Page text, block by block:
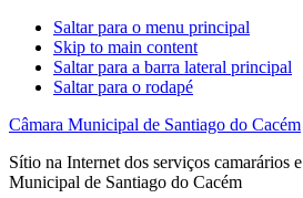
Saltar para o menu principal
Skip to main content
Saltar para a barra lateral principal
Saltar para o rodapé
Câmara Municipal de Santiago do Cacém
Sítio na Internet dos serviços camarários
Municipal de Santiago do Cacém